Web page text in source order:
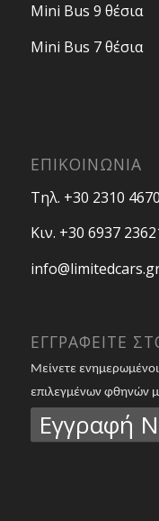
Mini Bus 9 θέσια
Mini Bus 7 θέσια
ΕΠΙΚΟΙΝΩΝΙΑ
Τηλ. +30 2310
Κιν. +30 6937
ΕΓΓΡΑΦΕΙΤΕ
Μείνετε
επιλεγμένων φθηνών
Εγγραφή